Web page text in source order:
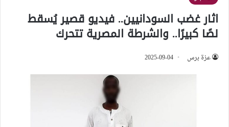
اثار غضب السودانيين.. فيديو قصير يُسقط
لصًا كبيرًا.. والشرطة المصرية تتحرك
عزة برس 2025-09-04